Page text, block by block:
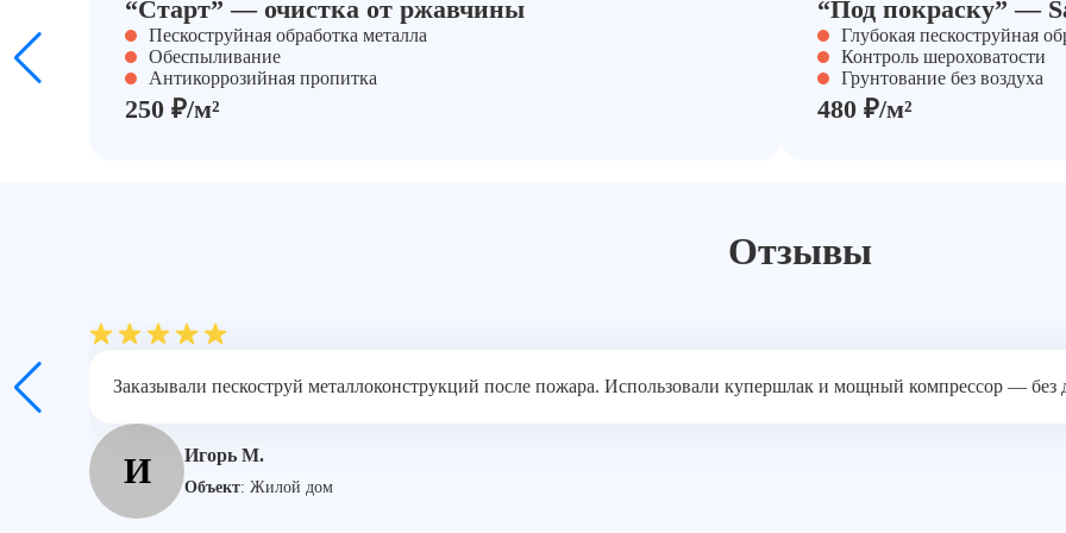
“Старт” — очистка от ржавчины
Пескоструйная обработка металла
Обеспыливание
Антикоррозийная пропитка
250 ₽/м²
“Под покраску” —
Глубокая пескоструйная
Контроль шероховатости
Грунтование без воздуха
480 ₽/м²
Отзывы
Заказывали пескоструй металлоконструкций после пожара. Использовали купершлак и мощный компрессор — без
И Игорь М.
Объект: Жилой дом